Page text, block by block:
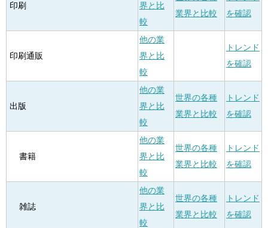
印刷
界と比
較
業界と比較
を確認
印刷通販
他の業
界と比
較
トレンド
を確認
出版
他の業
界と比
較
世界の各種
業界と比較
トレンド
を確認
書籍
他の業
界と比
較
世界の各種
業界と比較
トレンド
を確認
雑誌
他の業
界と比
較
世界の各種
業界と比較
トレンド
を確認